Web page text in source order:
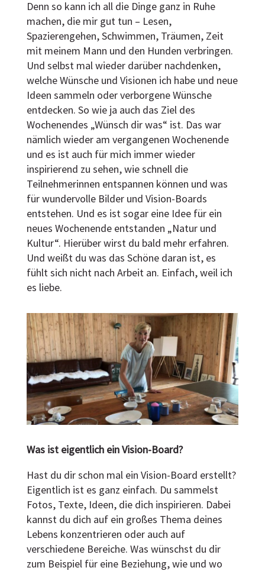
Denn so kann ich all die Dinge ganz in Ruhe
machen, die mir gut tun – Lesen,
Spazierengehen, Schwimmen, Träumen, Zeit
mit meinem Mann und den Hunden verbringen.
Und selbst mal wieder darüber nachdenken,
welche Wünsche und Visionen ich habe und neue
Ideen sammeln oder verborgene Wünsche
entdecken. So wie ja auch das Ziel des
Wochenendes „Wünsch dir was“ ist. Das war
nämlich wieder am vergangenen Wochenende
und es ist auch für mich immer wieder
inspirierend zu sehen, wie schnell die
Teilnehmerinnen entspannen können und was
für wundervolle Bilder und Vision-Boards
entstehen. Und es ist sogar eine Idee für ein
neues Wochenende entstanden „Natur und
Kultur“. Hierüber wirst du bald mehr erfahren.
Und weißt du was das Schöne daran ist, es
fühlt sich nicht nach Arbeit an. Einfach, weil ich
es liebe.
Was ist eigentlich ein Vision-Board?
Hast du dir schon mal ein Vision-Board erstellt?
Eigentlich ist es ganz einfach. Du sammelst
Fotos, Texte, Ideen, die dich inspirieren. Dabei
kannst du dich auf ein großes Thema deines
Lebens konzentrieren oder auch auf
verschiedene Bereiche. Was wünschst du dir
zum Beispiel für eine Beziehung, wie und wo